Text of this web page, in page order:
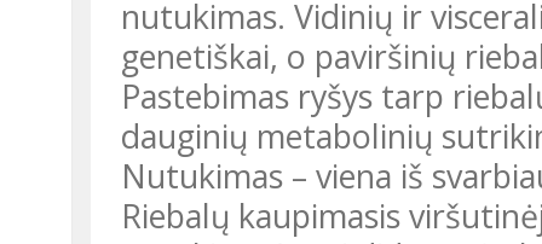
nutukimas. Vidinių ir
genetiškai, o paviršinių
Pastebimas ryšys tarp
dauginių metabolinių
Nutukimas – viena iš
Riebalų kaupimasis